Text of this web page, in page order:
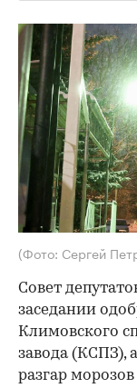
(Фото: Сергей
Совет
заседании
Климовского
завода (КСПЗ),
разгар